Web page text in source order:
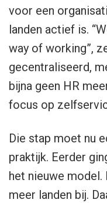
voor een
landen actief is.
way of working”,
gecentraliseerd,
bijna geen HR
focus op
Die stap moet nu
praktijk. Eerder
het nieuwe model.
meer landen bij.